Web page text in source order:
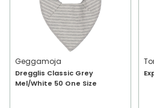
Geggamoja
Dregglis Classic Grey
Mel/White 50 One Size